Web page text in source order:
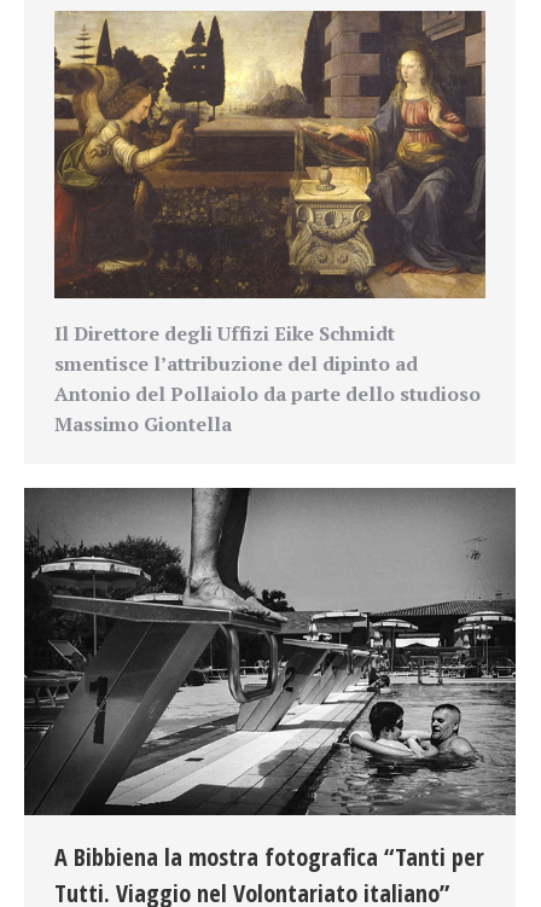
Il Direttore degli Uffizi Eike Schmidt
smentisce l’attribuzione del dipinto ad
Antonio del Pollaiolo da parte dello studioso
Massimo Giontella
A Bibbiena la mostra fotografica “Tanti per
Tutti. Viaggio nel Volontariato italiano”